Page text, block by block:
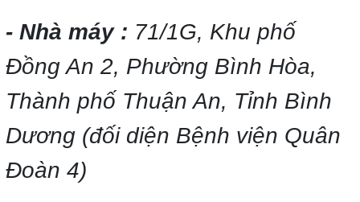
- Nhà máy : 71/1G, Khu phố
Đồng An 2, Phường Bình Hòa,
Thành phố Thuận An, Tỉnh Bình
Dương (đối diện Bệnh viện Quân
Đoàn 4)